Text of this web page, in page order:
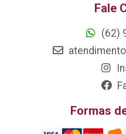
Fale
(62)
Formas